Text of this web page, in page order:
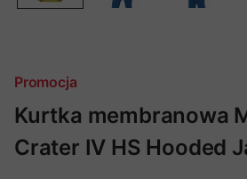
Promocja
Kurtka membranowa
Crater IV HS Hooded